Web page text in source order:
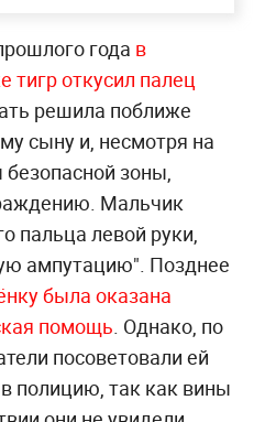
года в
откусил палец
решила поближе
сыну и, несмотря на
зоны,
Мальчик
пальца левой руки,
ампутацию". Позднее
была оказана
помощь. Однако, по
посоветовали ей
полицию, так как вины